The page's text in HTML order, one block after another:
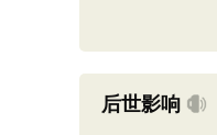
后世影响